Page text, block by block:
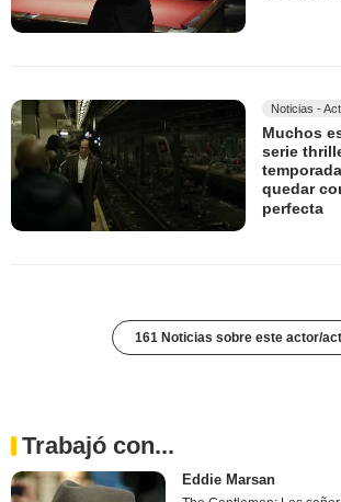
Noticias -
Muchos
serie
quedar
perfecta
161 Noticias sobre este actor/
Trabajó con...
Eddie Marsan